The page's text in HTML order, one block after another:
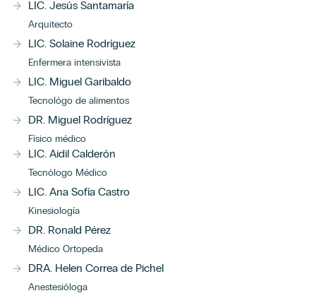
LIC. Jesús Santamaría
Arquitecto
LIC. Solaine Rodríguez
Enfermera intensivista
LIC. Miguel Garibaldo
Tecnológo de alimentos
DR. Miguel Rodríguez
Físico médico
LIC. Aidil Calderón
Tecnólogo Médico
LIC. Ana Sofía Castro
Kinesiología
DR. Ronald Pérez
Médico Ortopeda
DRA. Helen Correa de Pichel
Anestesióloga
Sábados de 8:00 a.m. a 12:00 p.m.
Nombre*
Apellidos *
Correo electrónico
Teléfono *
¿Qué tipo de servicio necesitas agendar?